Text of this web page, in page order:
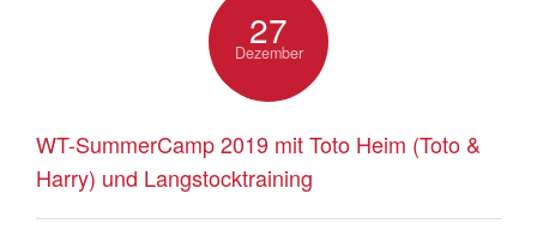
27
Dezember
WT-SummerCamp 2019 mit Toto Heim (Toto &
Harry) und Langstocktraining